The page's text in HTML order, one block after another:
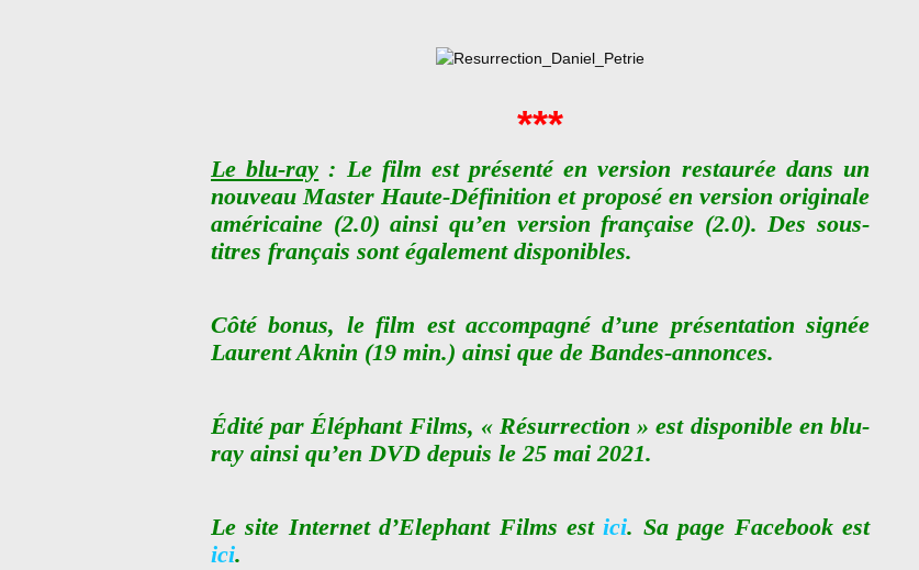
***
Le blu-ray : Le film est présenté en version restaurée dans un
nouveau Master Haute-Définition et proposé en version originale
américaine (2.0) ainsi qu’en version française (2.0). Des sous-
titres français sont également disponibles.
Côté bonus, le film est accompagné d’une présentation signée
Laurent Aknin (19 min.) ainsi que de Bandes-annonces.
Édité par Éléphant Films, « Résurrection » est disponible en blu-
ray ainsi qu’en DVD depuis le 25 mai 2021.
Le site Internet d’Elephant Films estici. Sa page Facebook est
ici.